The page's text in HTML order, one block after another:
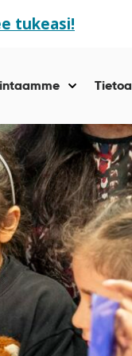
tukeasi!
Näytä
kohteelle
“Tue
”